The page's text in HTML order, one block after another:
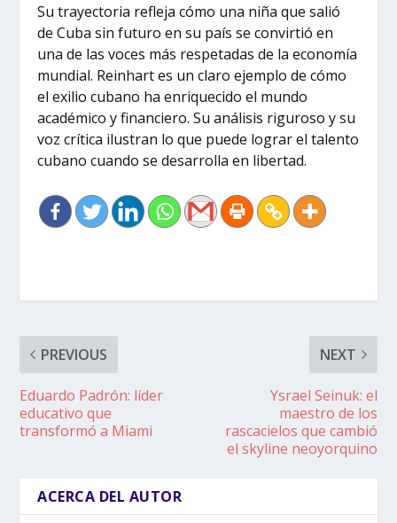
Su trayectoria refleja cómo una niña que salió
de Cuba sin futuro en su país se convirtió en
una de las voces más respetadas de la economía
mundial. Reinhart es un claro ejemplo de cómo
el exilio cubano ha enriquecido el mundo
académico y financiero. Su análisis riguroso y su
voz crítica ilustran lo que puede lograr el talento
cubano cuando se desarrolla en libertad.
PREVIOUS
Eduardo Padrón: líder
educativo que
transformó a Miami
NEXT
Ysrael Seinuk: el
maestro de los
rascacielos que cambió
el skyline neoyorquino
ACERCA DEL AUTOR